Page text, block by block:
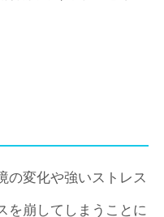
の変化や強いストレス
を崩してしまうことに